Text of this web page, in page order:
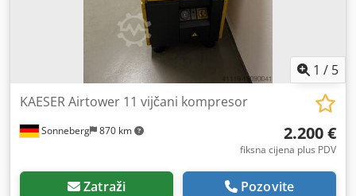
1 / 5
Sonneberg 870 km
KAESER Airtower 11 vijčani kompresor
2.200 €
fiksna cijena plus PDV
Zatraži Pozovite